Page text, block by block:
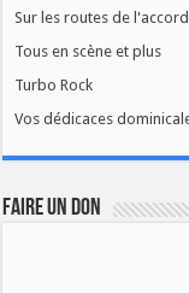
Sur les routes de
Tous en scène et plus
Turbo Rock
Vos dédicaces
FAIRE UN DON